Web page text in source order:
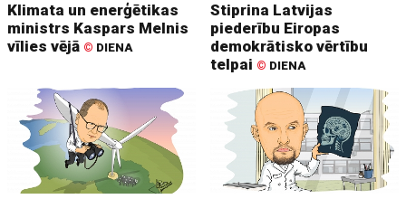
Klimata un enerģētikas
ministrs Kaspars Melnis
vīlies vējā © DIENA
Stiprina Latvijas
piederību Eiropas
demokrātisko vērtību
telpai © DIENA